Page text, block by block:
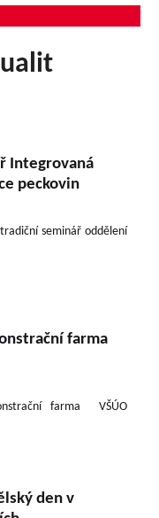
Integrovaná
peckovin
seminář oddělení
farma
farma VŠÚO
den v